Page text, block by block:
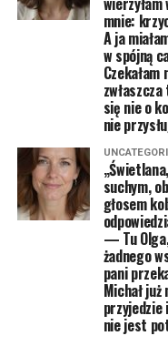
mnie:
A ja
w spójną
się nie o
nie
suchym,
głosem
— Tu
żadnego
pani
Michał
nie jest